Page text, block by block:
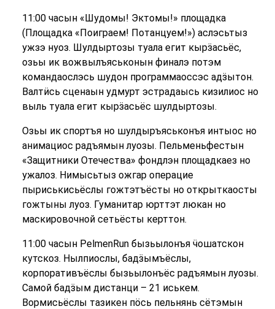
11:00 часын «Шудомы! Эктомы!» площадка
(Площадка «Поиграем! Потанцуем!») аслэсьтыз
ужзэ нуоз. Шулдыртозы туала егит кырӟасьёс,
озьы ик вожвылъяськонын финалэ потэм
командаослэсь шудон программаоссэс адӟытон.
Валтӥсь сценаын удмурт эстрадаысь кизилиос но
выль туала егит кырӟасьёс шулдыртозы.
Озьы ик спортъя но шулдыръяськонъя интыос но
анимациос радъямын луозы. Пельменьфестын
«Защитники Отечества» фондлэн площадкаез но
ужалоз. Нимысьтыз ожгар операцие
пыриськисьёслы гожтэтъёсты но открыткаосты
гожтыны луоз. Гуманитар юрттэт люкан но
маскировочной сетьёсты керттон.
11:00 часын PelmenRun бызьылонъя ӵошатскон
кутскоз. Нылпиослы, бадӟымъёслы,
корпоративъёслы бызьылонъёс радъямын луозы.
Самой бадӟым дистанци – 21 иськем.
Вормисьёслы тазикен пӧсь пельнянь сётэмын